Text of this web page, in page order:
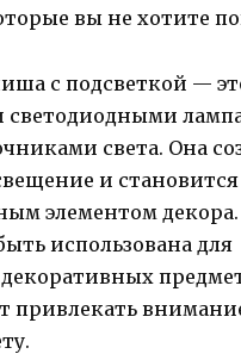
вы не хотите
с подсветкой —
светодиодными
света. Она
и становится
элементом
использована для
привлекать